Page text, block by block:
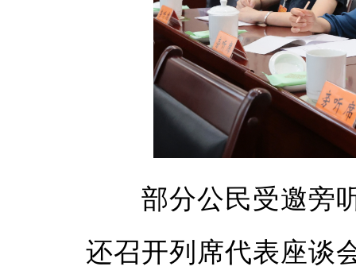
部分公民受邀旁听
还召开列席代表座谈